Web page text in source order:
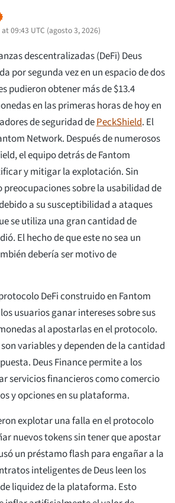
09:43 UTC (agosto 3, 2026)
descentralizadas (DeFi) Deus
por segunda vez en un espacio de dos
pudieron obtener más de $13.4
en las primeras horas de hoy en
de seguridad dePeckShield. El
Network. Después de numerosos
el equipo detrás de Fantom
y mitigar la explotación. Sin
sobre la usabilidad de
a su susceptibilidad a ataques
se utiliza una gran cantidad de
El hecho de que este no sea un
debería ser motivo de
DeFi construido en Fantom
usuarios ganar intereses sobre sus
al apostarlas en el protocolo.
variables y dependen de la cantidad
Deus Finance permite a los
servicios financieros como comercio
y opciones en su plataforma.
explotar una falla en el protocolo
nuevos tokens sin tener que apostar
un préstamo flash para engañar a la
inteligentes de Deus leen los
liquidez de la plataforma. Esto